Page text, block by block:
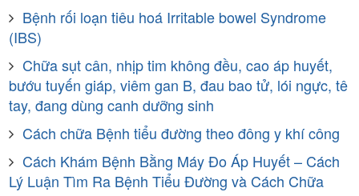
Bệnh rối loạn tiêu hoá Irritable bowel Syndrome
(IBS)
Chữa sụt cân, nhịp tim không đều, cao áp huyết,
bướu tuyến giáp, viêm gan B, đau bao tử, lói ngực, tê
tay, đang dùng canh dưỡng sinh
Cách chữa Bệnh tiểu đường theo đông y khí công
Cách Khám Bệnh Bằng Máy Đo Áp Huyết – Cách
Lý Luận Tìm Ra Bệnh Tiểu Đường và Cách Chữa